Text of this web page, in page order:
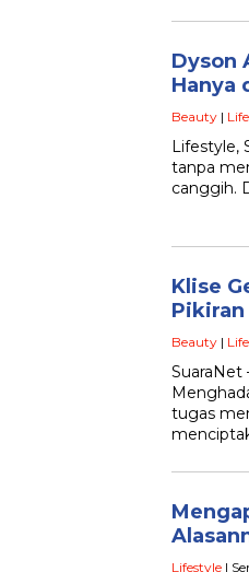
Dyson
Hanya
Beauty |
Lifestyle,
tanpa
canggih.
Klise
Pikiran
Beauty |
SuaraNet
tugas
Lifestyle |